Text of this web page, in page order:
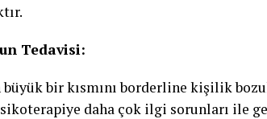
Tedavisi:
bir kısmını borderline kişilik
daha çok ilgi sorunları ile